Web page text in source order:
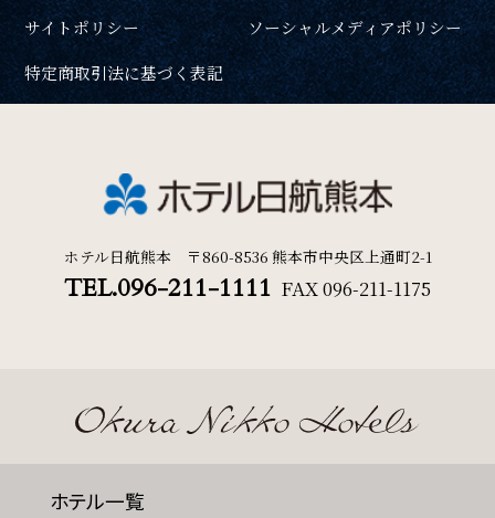
サイトポリシー
ソーシャルメディアポリシー
特定商取引法に基づく表記
ホテル日航熊本 〒860-8536 熊本市中央区上通町2-1
TEL.096-211-1111 FAX096-211-1175
ホテル一覧